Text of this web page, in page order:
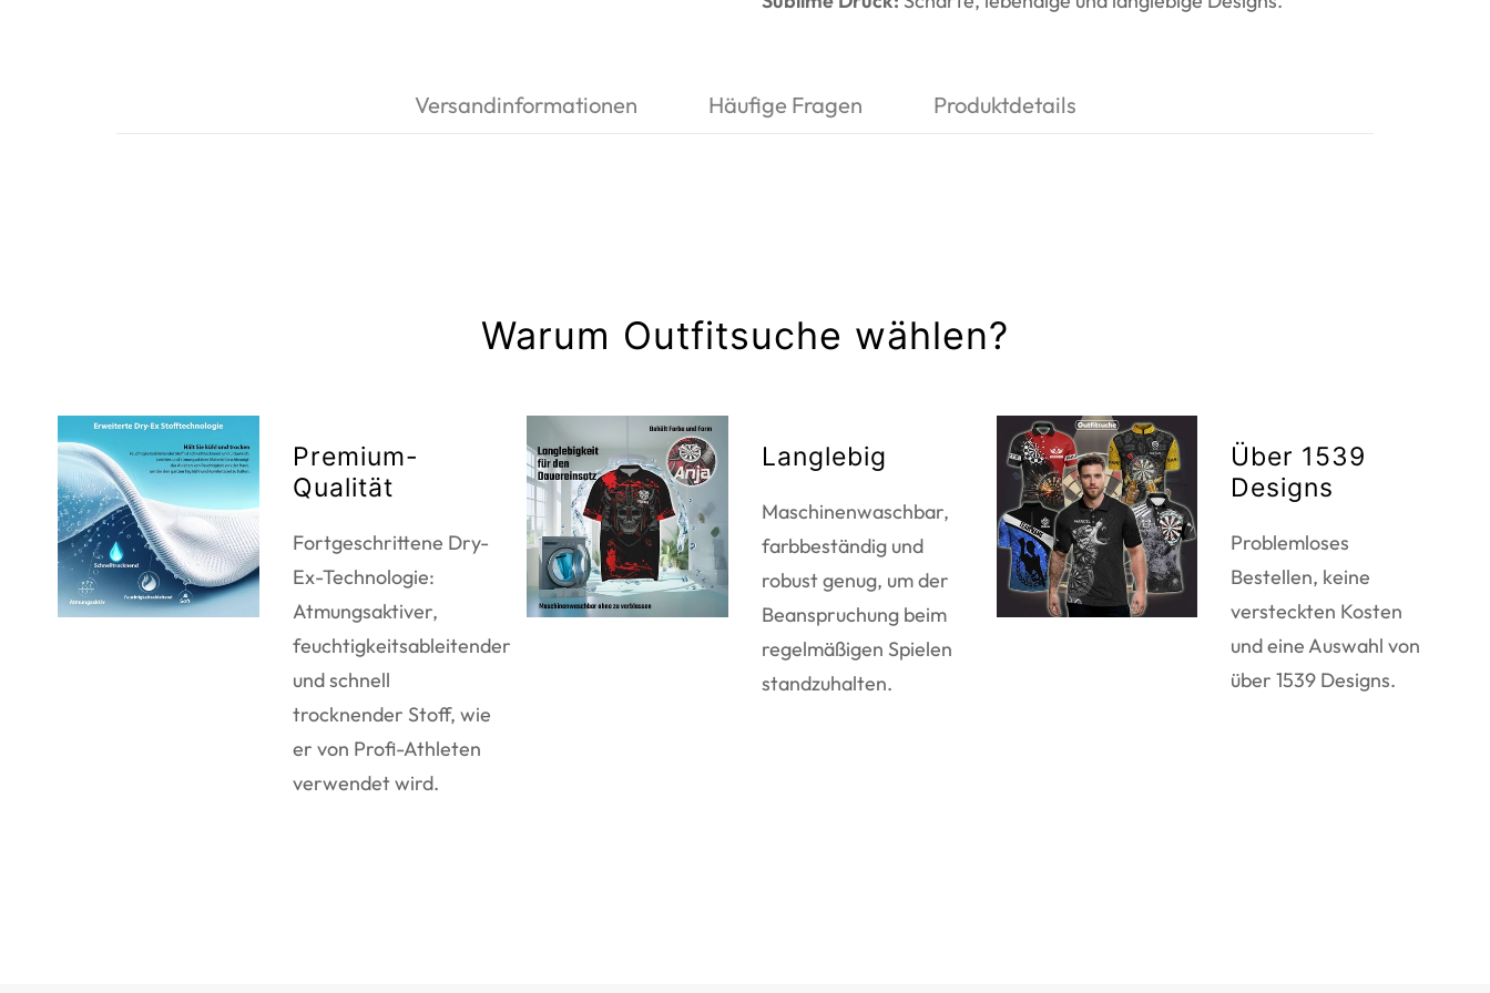
Versandinformationen Häufige Fragen Produktdetails
Warum Outfitsuche wählen?
Premium-
Qualität
Fortgeschrittene Dry-
Ex-Technologie:
Atmungsaktiver,
feuchtigkeitsableitender
und schnell
trocknender Stoff, wie
er von Profi-Athleten
verwendet wird.
Langlebig
Maschinenwaschbar,
farbbeständig und
robust genug, um der
Beanspruchung beim
regelmäßigen Spielen
standzuhalten.
Über 1539
Designs
Problemloses
Bestellen, keine
versteckten Kosten
und eine Auswahl von
über 1539 Designs.